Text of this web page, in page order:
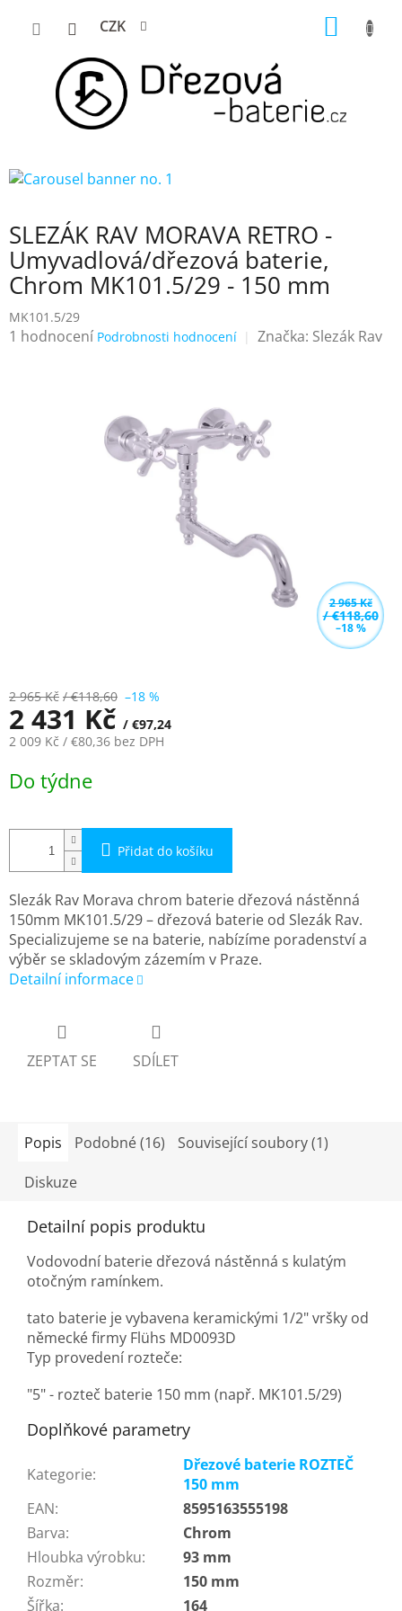
CZK
SLEZÁK RAV MORAVA RETRO -
Umyvadlová/dřezová baterie,
Chrom MK101.5/29 - 150 mm
MK101.5/29
Průměrné
1 hodnocení Podrobnosti hodnocení Značka: Slezák Rav
2 965 Kč
/ €118,60
–18 %
2 965 Kč / €118,60 –18 %
2 431 Kč / €97,24
2 009 Kč / €80,36 bez DPH
cena:
Do týdne
Přidat do košíku
Slezák Rav Morava chrom baterie dřezová nástěnná
150mm MK101.5/29 – dřezová baterie od Slezák Rav.
Specializujeme se na baterie, nabízíme poradenství a
výběr se skladovým zázemím v Praze.
Detailní informace
ZEPTAT SE SDÍLET
Popis Podobné (16)
Související soubory (1)
Diskuze
Detailní popis produktu
Vodovodní baterie dřezová nástěnná s kulatým
otočným ramínkem.
tato baterie je vybavena keramickými 1/2" vršky od
německé firmy Flühs MD0093D
Typ provedení rozteče:
"5" - rozteč baterie 150 mm (např. MK101.5/29)
Doplňkové parametry
Kategorie:
Dřezové baterie ROZTEČ
150 mm
EAN:
8595163555198
Barva:
Chrom
Hloubka výrobku:
93 mm
Rozměr:
150 mm
Šířka: 164